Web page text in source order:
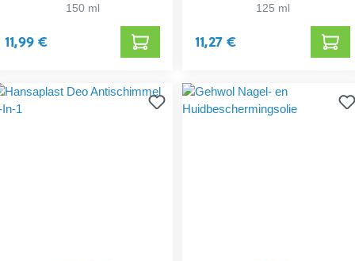
150 ml
11,99 €
125 ml
11,27 €